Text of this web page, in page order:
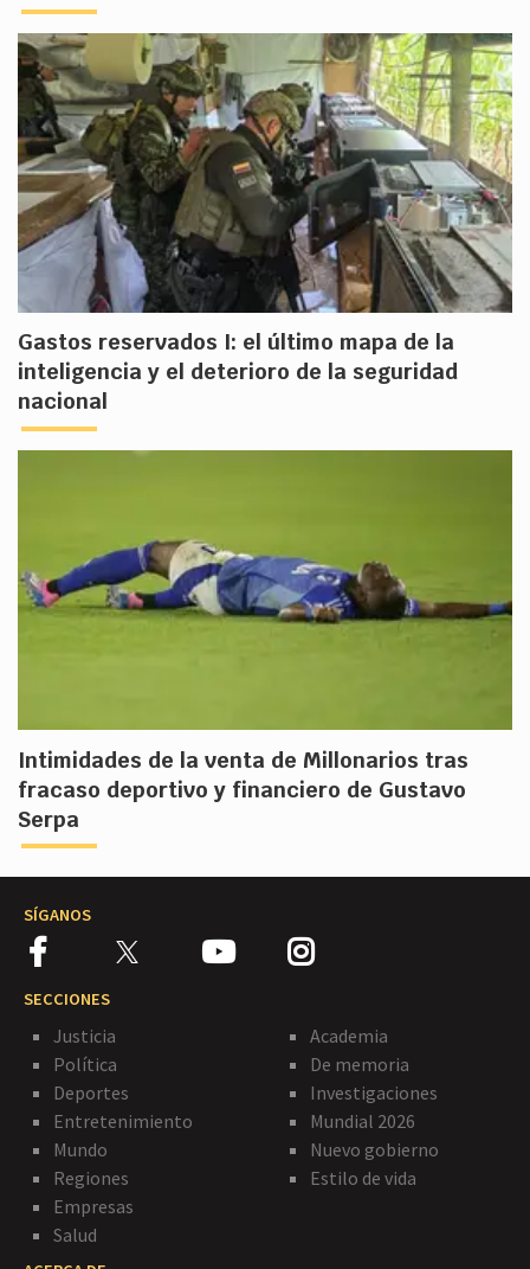
Gastos reservados I: el último mapa de la
inteligencia y el deterioro de la seguridad
nacional
Intimidades de la venta de Millonarios tras
fracaso deportivo y financiero de Gustavo
Serpa
SÍGANOS
SECCIONES
Justicia
Política
Deportes
Entretenimiento
Mundo
Regiones
Empresas
Salud
Academia
De memoria
Investigaciones
Mundial 2026
Nuevo gobierno
Estilo de vida